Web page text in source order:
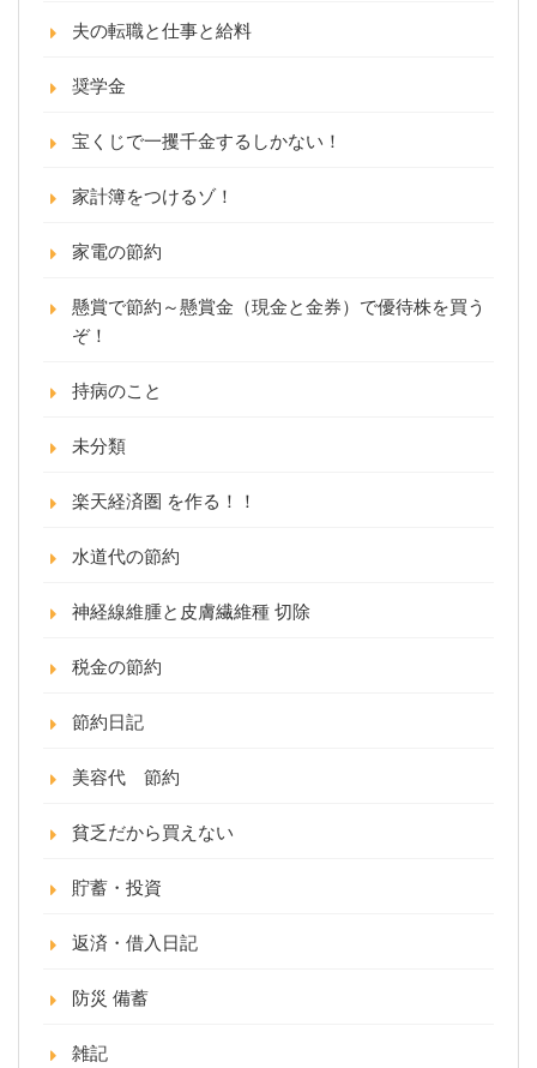
夫の転職と仕事と給料
奨学金
宝くじで一攫千金するしかない！
家計簿をつけるゾ！
家電の節約
懸賞で節約～懸賞金（現金と金券）で優待株を買う
ぞ！
持病のこと
未分類
楽天経済圏 を作る！！
水道代の節約
神経線維腫と皮膚繊維種 切除
税金の節約
節約日記
美容代 節約
貧乏だから買えない
貯蓄・投資
返済・借入日記
防災 備蓄
雑記